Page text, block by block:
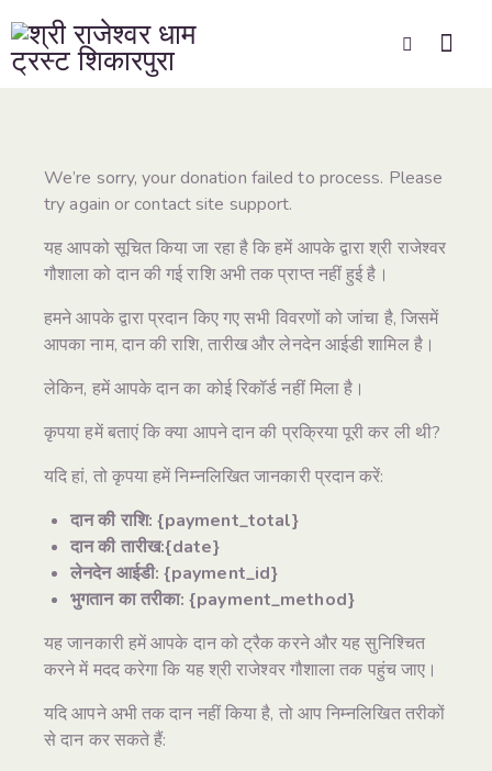
We’re sorry, your donation failed to process. Please
try again or contact site support.
यह आपको सूचित किया जा रहा है कि हमें आपके द्वारा श्री राजेश्वर
गौशाला को दान की गई राशि अभी तक प्राप्त नहीं हुई है।
हमने आपके द्वारा प्रदान किए गए सभी विवरणों को जांचा है, जिसमें
आपका नाम, दान की राशि, तारीख और लेनदेन आईडी शामिल है।
लेकिन, हमें आपके दान का कोई रिकॉर्ड नहीं मिला है।
कृपया हमें बताएं कि क्या आपने दान की प्रक्रिया पूरी कर ली थी?
यदि हां, तो कृपया हमें निम्नलिखित जानकारी प्रदान करें:
दान की राशि: {payment_total}
दान की तारीख:{date}
लेनदेन आईडी: {payment_id}
भुगतान का तरीका: {payment_method}
यह जानकारी हमें आपके दान को ट्रैक करने और यह सुनिश्चित
करने में मदद करेगा कि यह श्री राजेश्वर गौशाला तक पहुंच जाए।
यदि आपने अभी तक दान नहीं किया है, तो आप निम्नलिखित तरीकों
से दान कर सकते हैं: